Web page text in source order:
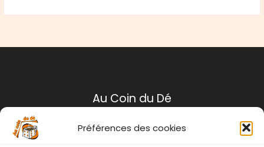
Préférences des cookies
Au Coin du Dé